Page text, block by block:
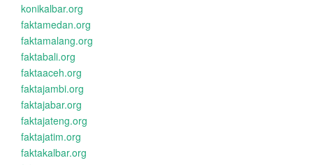
konikalbar.org
faktamedan.org
faktamalang.org
faktabali.org
faktaaceh.org
faktajambi.org
faktajabar.org
faktajateng.org
faktajatim.org
faktakalbar.org